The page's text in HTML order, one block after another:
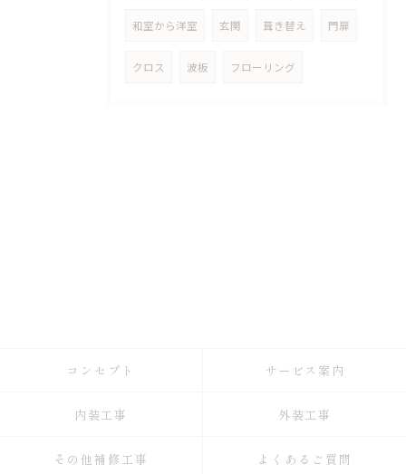
和室から洋室 玄関 葺き替え 門扉
クロス 波板 フローリング
コンセプト サービス案内
内装工事 外装工事
その他補修工事 よくあるご質問